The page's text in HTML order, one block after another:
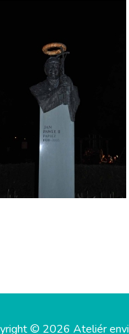
© 2026 Ateliér